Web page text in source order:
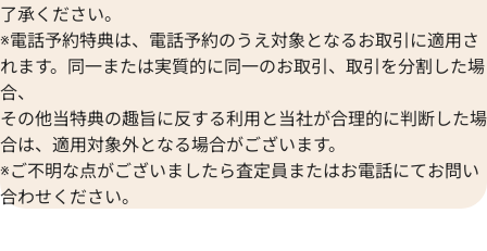
ヴェルサーチ
Wempe
了承ください。
※電話予約特典は、電話予約のうえ対象となるお取引に適用さ
れます。同一または実質的に同一のお取引、取引を分割した場
合、
その他当特典の趣旨に反する利用と当社が合理的に判断した場
合は、適用対象外となる場合がございます。
※ご不明な点がございましたら査定員またはお電話にてお問い
合わせください。